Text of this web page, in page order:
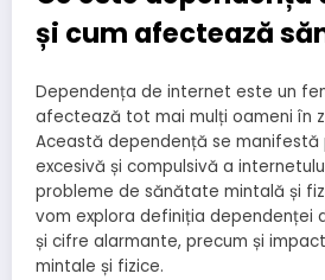
și cum afectează
Dependența de internet este un
afectează tot mai mulți oameni în
Această dependență se manifestă
excesivă și compulsivă a
probleme de sănătate mintală și
vom explora definiția dependenței
și cifre alarmante, precum și
mintale și fizice.